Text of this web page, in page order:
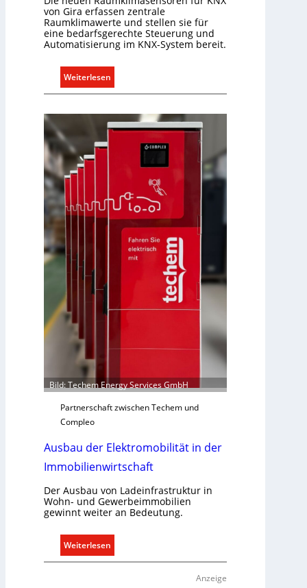
von Gira erfassen zentrale
Raumklimawerte und stellen sie für
eine bedarfsgerechte Steuerung und
Automatisierung im KNX-System bereit.
Weiterlesen
R
u
m
a
b
s
c
h
t
f
a
s
e
u
d
Bild: Techem Energy Services GmbH
Partnerschaft zwischen Techem und
Compleo
Ausbau der Elektromobilität in der
Immobilienwirtschaft
Der Ausbau von Ladeinfrastruktur in
Wohn- und Gewerbeimmobilien
gewinnt weiter an Bedeutung.
Weiterlesen
A
Anzeige